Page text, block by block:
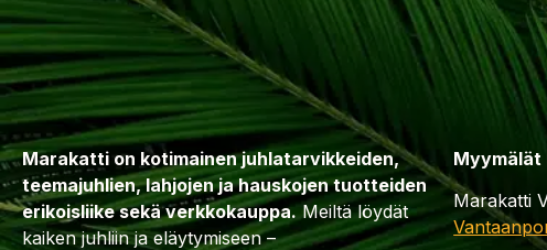
Marakatti on kotimainen juhlatarvikkeiden,
teemajuhlien, lahjojen ja hauskojen tuotteiden
erikoisliike sekä verkkokauppa.Meiltä löydät
kaiken juhliin ja eläytymiseen –
Myymälät
Marakatti